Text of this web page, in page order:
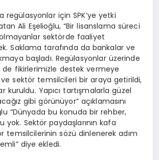
regülasyonlar için SPK’ye yetki
Ali Eşelioğlu, “Bir lisanslama süreci
olmayanlar sektörde faaliyet
Saklama tarafında da bankalar ve
başladı. Regülasyonlar üzerinde
de fikirlerimizle destek vermeye
ve sektör temsilcileri bir araya getirildi,
kuruldu. Yapıcı tartışmalarla güzel
gibi görünüyor” açıklamasını
“Dünyada bu konuda bir rehber,
yok. Sektör paydaşlarının kafa
temsilcilerinin sözü dinlenerek adım
diye ekledi.